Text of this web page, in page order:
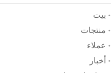
بيت
منتجات
عملاء
أخبار